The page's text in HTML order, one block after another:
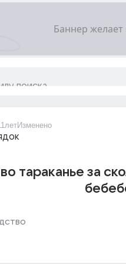
Изменено
тараканье за